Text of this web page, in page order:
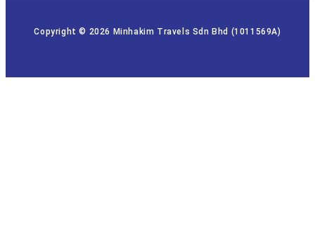
Copyright © 2026 Minhakim Travels Sdn Bhd (1011569A)